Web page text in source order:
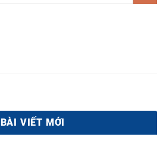
BÀI VIẾT MỚI